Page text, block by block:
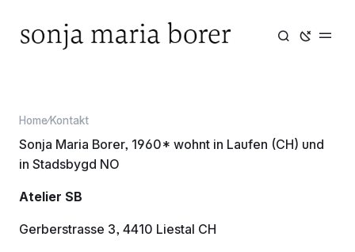
Malerei
Kunst im privaten Raum
Robert Walser
Kontakt
CV
HomeKontakt
Sonja Maria Borer, 1960* wohnt in Laufen (CH) und
in Stadsbygd NO
Atelier SB
Gerberstrasse 3, 4410 Liestal CH